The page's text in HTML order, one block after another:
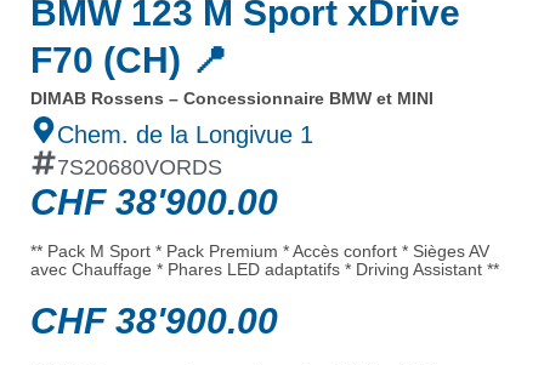
BMW 123 M Sport xDrive
F70 (CH) 📍
DIMAB Rossens – Concessionnaire BMW et MINI
Chem. de la Longivue 1
7S20680VORDS
CHF38'900.00
** Pack M Sport * Pack Premium * Accès confort * Sièges AV
avec Chauffage * Phares LED adaptatifs * Driving Assistant **
CHF38'900.00